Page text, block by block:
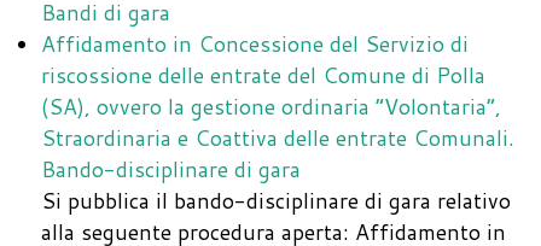
Bandi di gara
Affidamento in Concessione del Servizio di
riscossione delle entrate del Comune di Polla
(SA), ovvero la gestione ordinaria “Volontaria”,
Straordinaria e Coattiva delle entrate Comunali.
Bando-disciplinare di gara
Si pubblica il bando-disciplinare di gara relativo
alla seguente procedura aperta: Affidamento in